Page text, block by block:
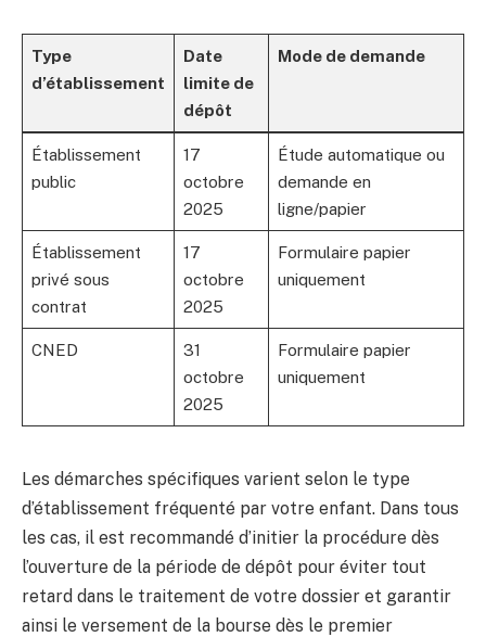
Type
d’établissement
Date
limite de
dépôt
Mode de demande
Établissement
public
17
octobre
2025
Étude automatique ou
demande en
ligne/papier
Établissement
privé sous
contrat
17
octobre
2025
Formulaire papier
uniquement
CNED
31
octobre
2025
Formulaire papier
uniquement
Les démarches spécifiques varient selon le type
d’établissement fréquenté par votre enfant. Dans tous
les cas, il est recommandé d’initier la procédure dès
l’ouverture de la période de dépôt pour éviter tout
retard dans le traitement de votre dossier et garantir
ainsi le versement de la bourse dès le premier